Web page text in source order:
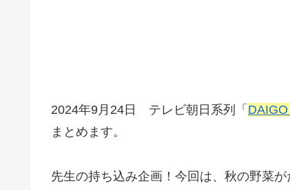
2024年9月24日 テレビ朝日系列「
まとめます。
先生の持ち込み企画！今回は、秋の野菜